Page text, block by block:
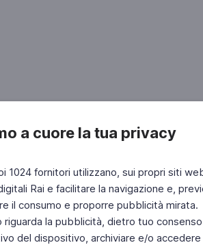
a cuore la tua privacy
1024 fornitori utilizzano, sui propri siti
Rai e facilitare la navigazione e,
il consumo e proporre pubblicità mirata.
riguarda la pubblicità, dietro tuo
del dispositivo, archiviare e/o